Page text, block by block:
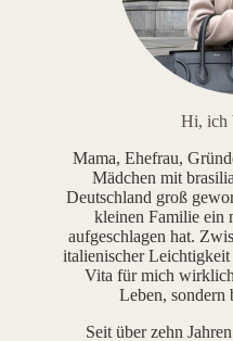
Hi, ich
Mama, Ehefrau,
Mädchen mit
Deutschland groß
kleinen Familie ein
aufgeschlagen hat.
italienischer
Vita für mich
Leben, sondern
Seit über zehn